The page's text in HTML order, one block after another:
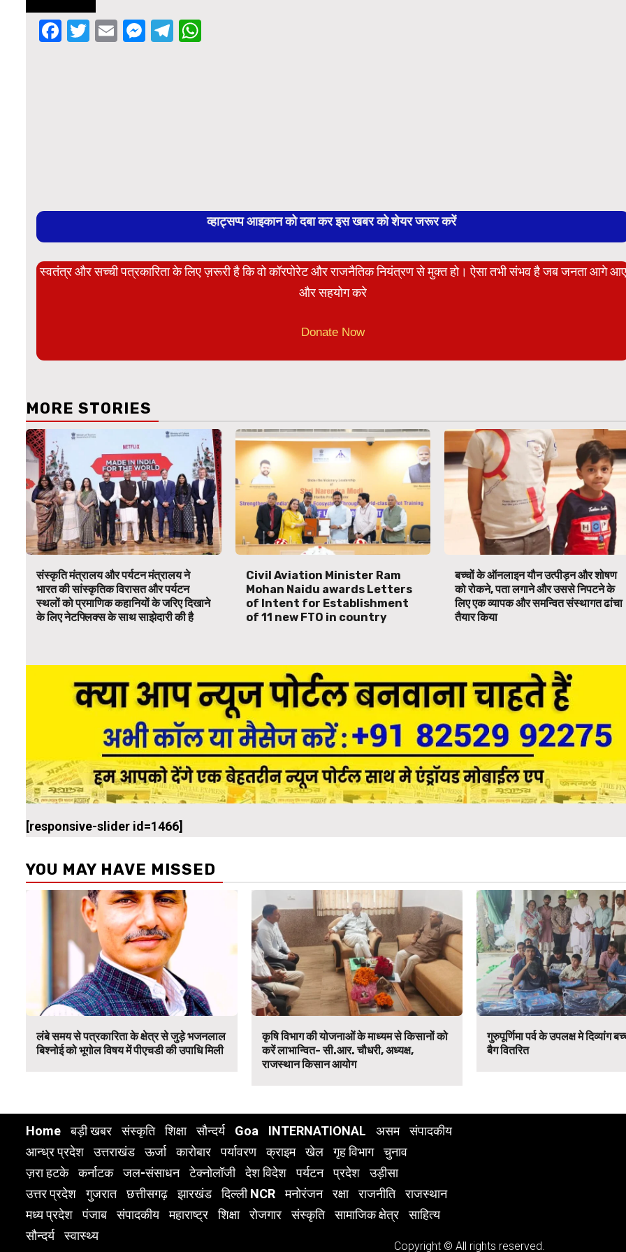
Facebook
Twitter
EmailMessenger
Telegram
व्हाट्सप्प आइकान को दबा कर इस खबर को शेयर जरूर करें
स्वतंत्र और सच्ची पत्रकारिता के लिए ज़रूरी है कि वो कॉरपोरेट और राजनैतिक नियंत्रण से मुक्त हो। ऐसा तभी संभव है जब जनता आगे आए
और सहयोग करे
Donate Now
MORE STORIES
संस्कृति मंत्रालय और पर्यटन मंत्रालय ने
भारत की सांस्कृतिक विरासत और पर्यटन
स्थलों को प्रमाणिक कहानियों के जरिए दिखाने
के लिए नेटफ्लिक्स के साथ साझेदारी की है
Civil Aviation Minister Ram
Mohan Naidu awards Letters
of Intent for Establishment
of 11 new FTO in country
बच्चों के ऑनलाइन यौन उत्पीड़न और शोषण
को रोकने, पता लगाने और उससे निपटने के
लिए एक व्यापक और समन्वित संस्थागत ढांचा
तैयार किया
[responsive-slider id=1466]
YOU MAY HAVE MISSED
लंबे समय से पत्रकारिता के क्षेत्र से जुड़े भजनलाल
बिश्नोई को भूगोल विषय में पीएचडी की उपाधि मिली
कृषि विभाग की योजनाओं के माध्यम से किसानों को
करें लाभान्वित- सी.आर. चौधरी, अध्यक्ष,
राजस्थान किसान आयोग
गुरुपूर्णिमा पर्व के उपलक्ष मे दिव्यांग
बैग वितरित
Home बड़ी खबर संस्कृति शिक्षा सौन्दर्य Goa INTERNATIONAL असम
संपादकीय
आन्ध्र प्रदेश
उत्तराखंड ऊर्जा कारोबार पर्यावरण क्राइम खेल गृह विभाग
चुनाव
ज़रा हटके
कर्नाटक जल-संसाधन टेक्नोलॉजी देश विदेश पर्यटन प्रदेश
उड़ीसा
उत्तर प्रदेश
गुजरात छत्तीसगढ़ झारखंड दिल्ली NCR मनोरंजन रक्षा राजनीति
राजस्थान
मध्य प्रदेश
पंजाब संपादकीय महाराष्ट्र शिक्षा रोजगार संस्कृति सामाजिक क्षेत्र
साहित्य
सौन्दर्य
स्वास्थ्य
Copyright © All rights reserved.